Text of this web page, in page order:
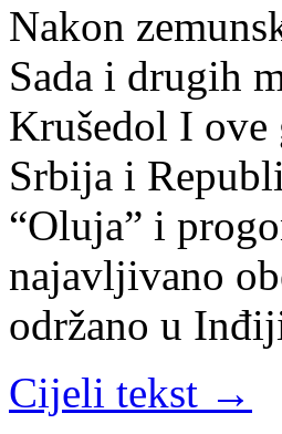
Nakon
Sada i drugih
Krušedol I ove
Srbija i
“Oluja” i
najavljivano
održano u
Cijeli tekst →